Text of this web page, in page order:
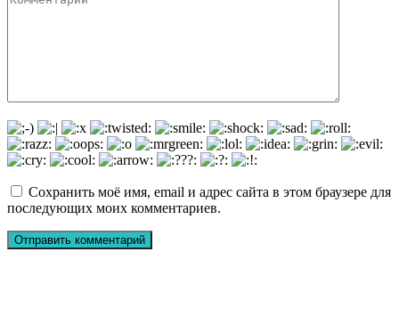
Сохранить моё имя, email и адрес сайта в этом браузере для
последующих моих комментариев.